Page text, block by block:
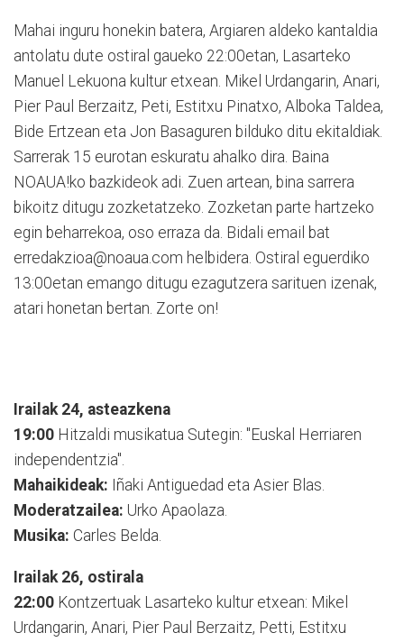
Mahai inguru honekin batera, Argiaren aldeko kantaldia
antolatu dute ostiral gaueko 22:00etan, Lasarteko
Manuel Lekuona kultur etxean. Mikel Urdangarin, Anari,
Pier Paul Berzaitz, Peti, Estitxu Pinatxo, Alboka Taldea,
Bide Ertzean eta Jon Basaguren bilduko ditu ekitaldiak.
Sarrerak 15 eurotan eskuratu ahalko dira. Baina
NOAUA!ko bazkideok adi. Zuen artean, bina sarrera
bikoitz ditugu zozketatzeko. Zozketan parte hartzeko
egin beharrekoa, oso erraza da. Bidali email bat
erredakzioa@noaua.com helbidera. Ostiral eguerdiko
13:00etan emango ditugu ezagutzera sarituen izenak,
atari honetan bertan. Zorte on!
Irailak 24, asteazkena
19:00 Hitzaldi musikatua Sutegin: "Euskal Herriaren
independentzia".
Mahaikideak: Iñaki Antiguedad eta Asier Blas.
Moderatzailea: Urko Apaolaza.
Musika: Carles Belda.
Irailak 26, ostirala
22:00 Kontzertuak Lasarteko kultur etxean: Mikel
Urdangarin, Anari, Pier Paul Berzaitz, Petti, Estitxu